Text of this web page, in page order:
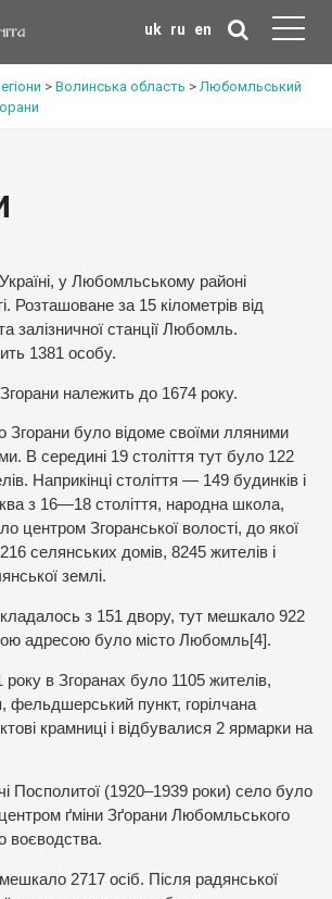
uk ru en
> Волинська область >Любомльський
у Любомльському районі
Розташоване за 15 кілометрів від
залізничної станції Любомль.
1381 особу.
належить до 1674 року.
Згорани було відоме своїми лляними
В середині 19 століття тут було 122
Наприкінці століття — 149 будинків і
з 16—18 століття, народна школа,
центром Згоранської волості, до якої
селянських домів, 8245 жителів і
землі.
з 151 двору, тут мешкало 922
адресою було місто Любомль[4].
в Згоранах було 1105 жителів,
фельдшерський пункт, горілчана
крамниці і відбувалися 2 ярмарки на
Посполитої (1920–1939 роки) село було
ґміни Зґорани Любомльського
воєводства.
2717 осіб. Після радянської